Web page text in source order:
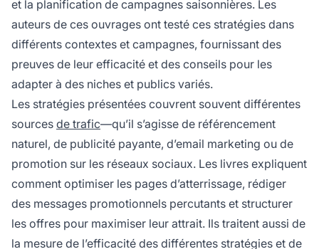
et la planification de campagnes saisonnières. Les
auteurs de ces ouvrages ont testé ces stratégies dans
différents contextes et campagnes, fournissant des
preuves de leur efficacité et des conseils pour les
adapter à des niches et publics variés.
Les stratégies présentées couvrent souvent différentes
sources de trafic—qu’il s’agisse de référencement
naturel, de publicité payante, d’email marketing ou de
promotion sur les réseaux sociaux. Les livres expliquent
comment optimiser les pages d’atterrissage, rédiger
des messages promotionnels percutants et structurer
les offres pour maximiser leur attrait. Ils traitent aussi de
la mesure de l’efficacité des différentes stratégies et de